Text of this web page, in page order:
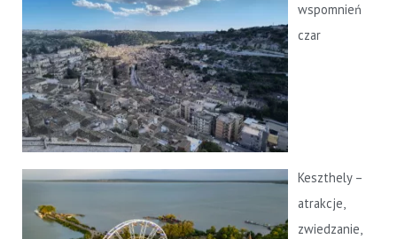
wspomnień
czar
Keszthely –
atrakcje,
zwiedzanie,